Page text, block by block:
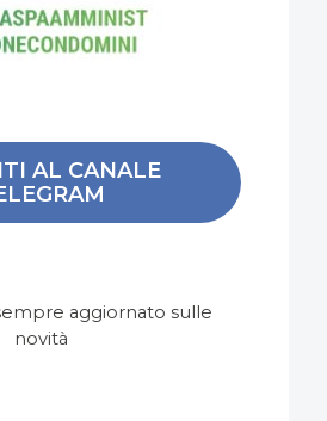
AL CANALE
aggiornato sulle
novità